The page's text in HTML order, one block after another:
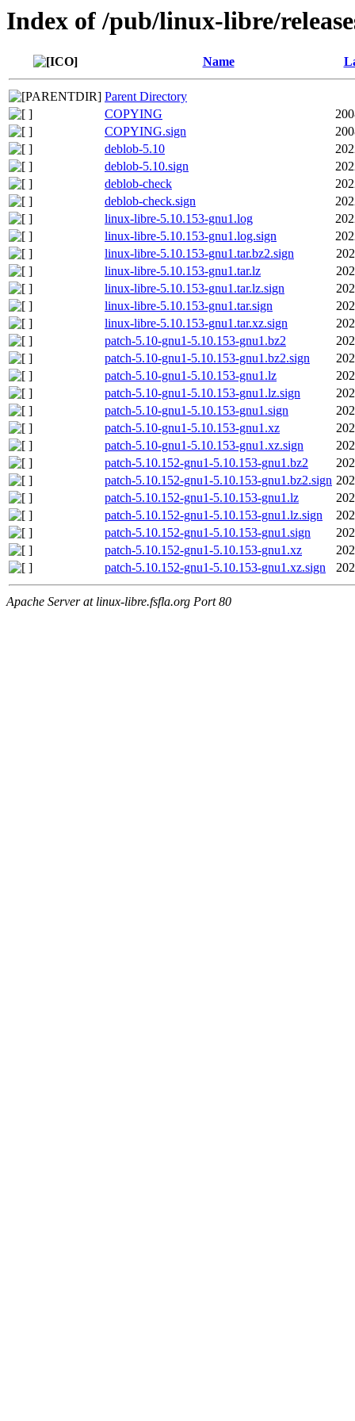
Index of /pub/linux-libre/
Name
Parent Directory
COPYING
COPYING.sign
deblob-5.10
deblob-5.10.sign
deblob-check
deblob-check.sign
linux-libre-5.10.153-gnu1.log
linux-libre-5.10.153-gnu1.log.sign
linux-libre-5.10.153-gnu1.tar.bz2.sign
linux-libre-5.10.153-gnu1.tar.lz
linux-libre-5.10.153-gnu1.tar.lz.sign
linux-libre-5.10.153-gnu1.tar.sign
linux-libre-5.10.153-gnu1.tar.xz.sign
patch-5.10-gnu1-5.10.153-gnu1.bz2
patch-5.10-gnu1-5.10.153-gnu1.bz2.sign
patch-5.10-gnu1-5.10.153-gnu1.lz
patch-5.10-gnu1-5.10.153-gnu1.lz.sign
patch-5.10-gnu1-5.10.153-gnu1.sign
patch-5.10-gnu1-5.10.153-gnu1.xz
patch-5.10-gnu1-5.10.153-gnu1.xz.sign
patch-5.10.152-gnu1-5.10.153-gnu1.bz2
patch-5.10.152-gnu1-5.10.153-gnu1.bz2.sign
patch-5.10.152-gnu1-5.10.153-gnu1.lz
patch-5.10.152-gnu1-5.10.153-gnu1.lz.sign
patch-5.10.152-gnu1-5.10.153-gnu1.sign
patch-5.10.152-gnu1-5.10.153-gnu1.xz
patch-5.10.152-gnu1-5.10.153-gnu1.xz.sign
Apache Server at linux-libre.fsfla.org Port 80